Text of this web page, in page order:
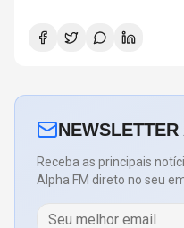
Receba as principais
Alpha FM direto no seu